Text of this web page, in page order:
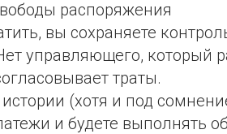
распоряжения
вы сохраняете
управляющего, который
траты.
(хотя и под
и будете выполнять